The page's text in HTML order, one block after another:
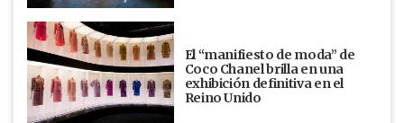
El “manifiesto de moda” de
Coco Chanel brilla en una
exhibición definitiva en el
Reino Unido